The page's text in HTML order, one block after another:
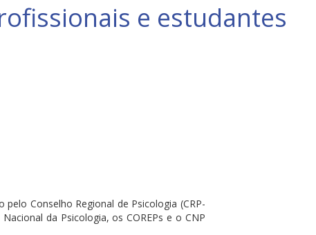
e estudantes
Conselho Regional de Psicologia (CRP-
da Psicologia, os COREPs e o CNP